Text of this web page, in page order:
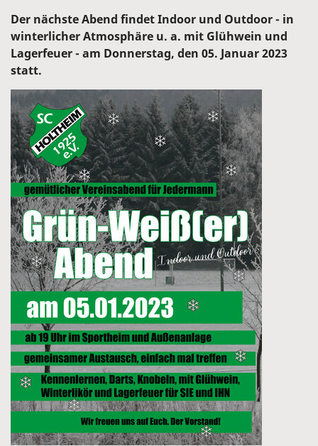
Der nächste Abend findet Indoor und Outdoor - in
winterlicher Atmosphäre u. a. mit Glühwein und
Lagerfeuer - am Donnerstag, den 05. Januar 2023
statt.